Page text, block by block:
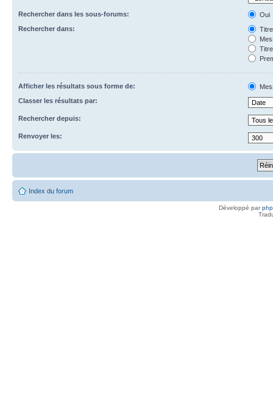
Rechercher dans les sous-forums:
Oui
Rechercher dans:
Afficher les résultats sous forme de:
Classer les résultats par:
Rechercher depuis:
Renvoyer les:
Index du forum
Développé par